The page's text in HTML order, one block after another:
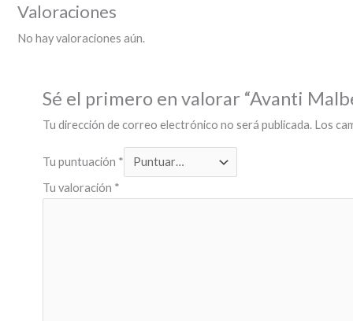
Valoraciones
No hay valoraciones aún.
Sé el primero en valorar “Avanti
Tu dirección de correo electrónico no será publicada. Los
Tu puntuación *
Tu valoración *